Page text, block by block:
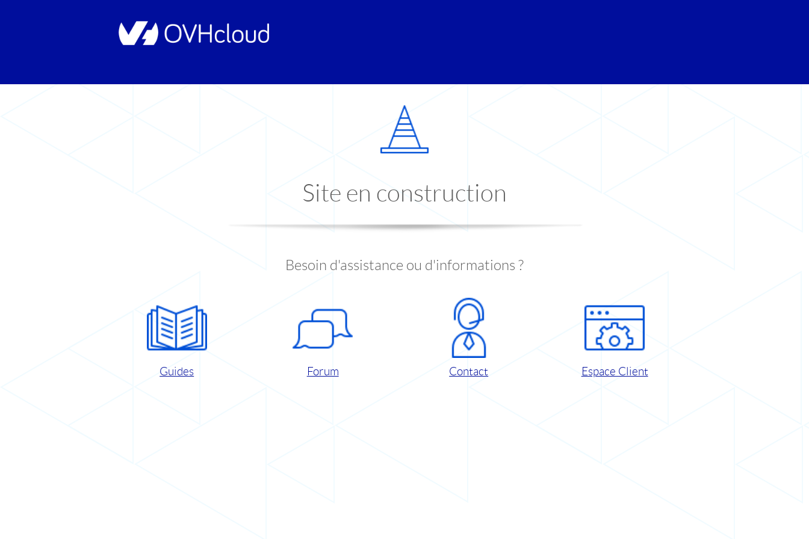
Site en construction
Besoin d'assistance ou d'informations ?
Guides Forum Contact Espace Client